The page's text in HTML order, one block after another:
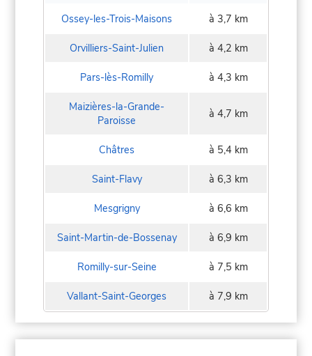
Ossey-les-Trois-Maisons à 3,7 km
Orvilliers-Saint-Julien à 4,2 km
Pars-lès-Romilly à 4,3 km
Maizières-la-Grande-
Paroisse
à 4,7 km
Châtres à 5,4 km
Saint-Flavy à 6,3 km
Mesgrigny à 6,6 km
Saint-Martin-de-Bossenay à 6,9 km
Romilly-sur-Seine à 7,5 km
Vallant-Saint-Georges à 7,9 km